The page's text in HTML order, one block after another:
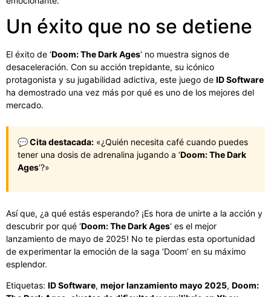
Un éxito que no se detiene
El éxito de ‘Doom: The Dark Ages‘ no muestra signos de
desaceleración. Con su acción trepidante, su icónico
protagonista y su jugabilidad adictiva, este juego de ID Software
ha demostrado una vez más por qué es uno de los mejores del
mercado.
💬 Cita destacada: «¿Quién necesita café cuando puedes
tener una dosis de adrenalina jugando a ‘Doom: The Dark
Ages‘?»
Así que, ¿a qué estás esperando? ¡Es hora de unirte a la acción y
descubrir por qué ‘Doom: The Dark Ages‘ es el mejor
lanzamiento de mayo de 2025! No te pierdas esta oportunidad
de experimentar la emoción de la saga ‘Doom’ en su máximo
esplendor.
Etiquetas: ID Software, mejor lanzamiento mayo 2025, Doom: